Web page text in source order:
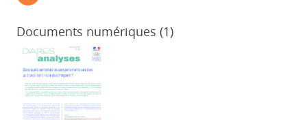
Documents numériques (1)